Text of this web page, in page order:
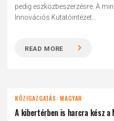
pedig eszközbeszerzésre. A
Innovációs Kutatóintézet...
READ MORE
KÖZIGAZGATÁS: MAGYAR
A kibertérben is harcra kész a